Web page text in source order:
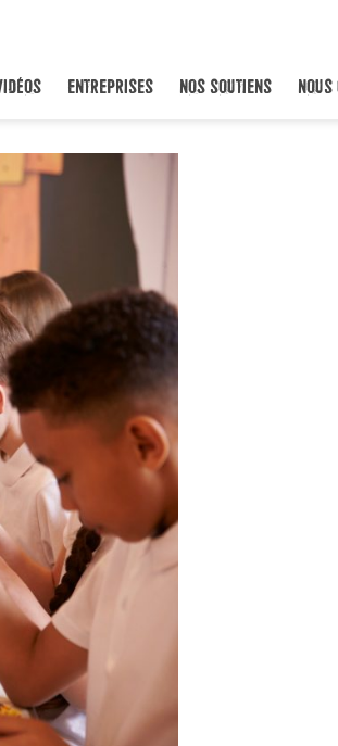
ENTREPRISES NOS SOUTIENS NOUS